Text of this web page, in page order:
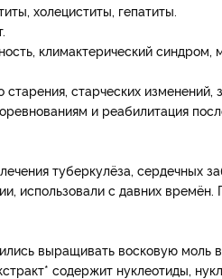
холециститы, гепатиты.
климактерический
старческих изменений,
и реабилитация
туберкулёза, сердечных
использовали с давних
выращивать восковую моль
содержит нуклеотиды,